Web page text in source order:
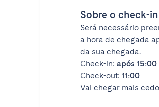
Sobre o check-in
Será necessário
a hora de chegada
da sua chegada.
Check-in: após 15:00
Check-out: 11:00
Vai chegar mais